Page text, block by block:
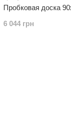
Пробковая доска
6 044 грн